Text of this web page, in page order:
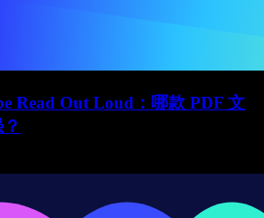
Read Out Loud：哪款 PDF 文